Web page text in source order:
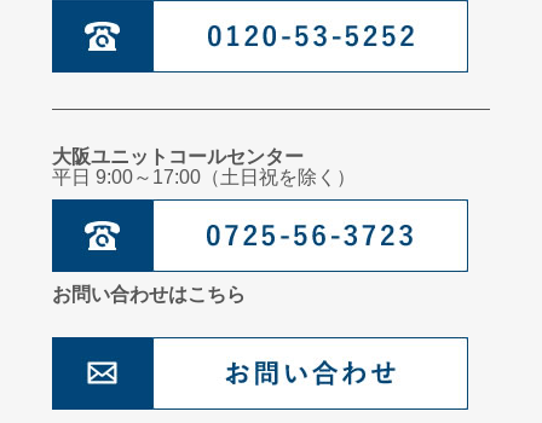
大阪ユニットコールセンター
平日 9:00～17:00（土日祝を除く）
お問い合わせはこちら